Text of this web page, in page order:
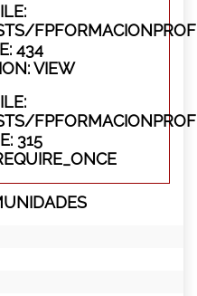
434
VIEW
315